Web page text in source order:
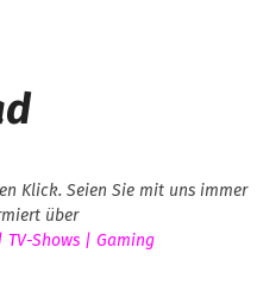
Klick. Seien Sie mit uns immer
über
Shows | Gaming